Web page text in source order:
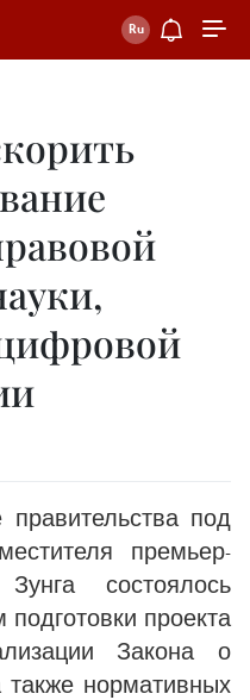
под
премьер-
состоялось
проекта
Закона о
также нормативных